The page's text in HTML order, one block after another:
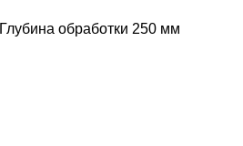
Глубина обработки 250 мм